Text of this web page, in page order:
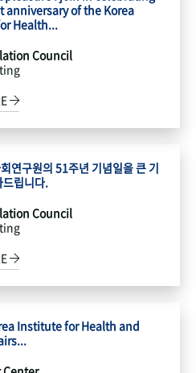
anniversary of the Korea
Health...
Council
연구원의 51주년 기념일을 큰 기
드립니다.
Council
Institute for Health and